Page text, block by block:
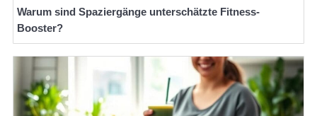
Warum sind Spaziergänge unterschätzte Fitness-
Booster?